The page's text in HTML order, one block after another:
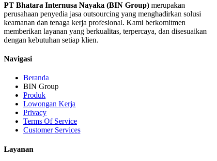
PT Bhatara Internusa Nayaka (BIN Group) merupakan
perusahaan penyedia jasa outsourcing yang menghadirkan solusi
keamanan dan tenaga kerja profesional. Kami berkomitmen
memberikan layanan yang berkualitas, terpercaya, dan disesuaikan
dengan kebutuhan setiap klien.
Navigasi
Beranda
BIN Group
Produk
Lowongan Kerja
Privacy
Terms Of Service
Customer Services
Layanan